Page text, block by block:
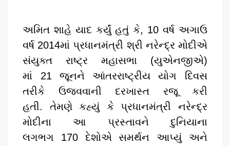
અમિત શાહે યાદ કર્યું હતું કે, 10 વર્ષ અગાઉ
વર્ષ 2014માં પ્રધાનમંત્રી શ્રી નરેન્દ્ર મોદીએ
સંયુક્ત રાષ્ટ્ર મહાસભા (યુએનજીએ)
માં 21 જૂનને આંતરરાષ્ટ્રીય યોગ દિવસ
તરીકે ઉજવવાની દરખાસ્ત રજૂ કરી
હતી. તેમણે કહ્યું કે પ્રધાનમંત્રી નરેન્દ્ર
મોદીના આ પ્રસ્તાવને દુનિયાના
લગભગ 170 દેશોએ સમર્થન આપ્યું અને